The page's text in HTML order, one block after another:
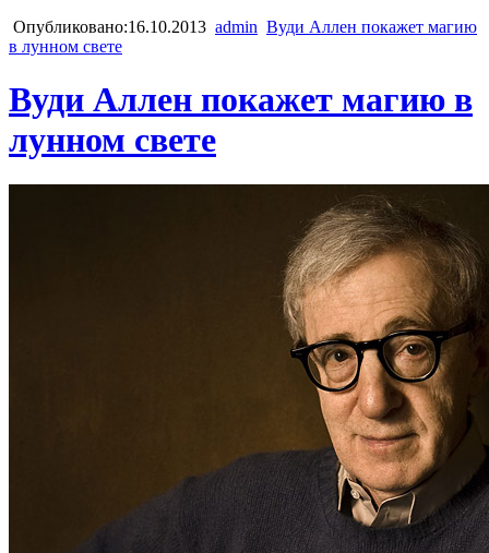
Опубликовано:16.10.2013 admin Вуди Аллен покажет магию
в лунном свете
Вуди Аллен покажет магию в
лунном свете